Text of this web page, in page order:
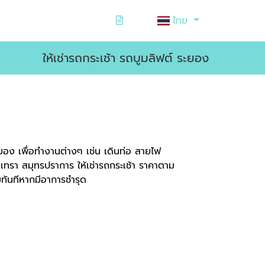
ไทย
ให้เช่ารถกระเช้า รถบูมลิฟต์ ระยอง
อง เพื่อทำงานต่างๆ เช่น เดินท่อ สายไฟ
สมุทรปราการ ให้เช่ารถกระเช้า ราคาตาม
นทีหากมีอาการชำรุด